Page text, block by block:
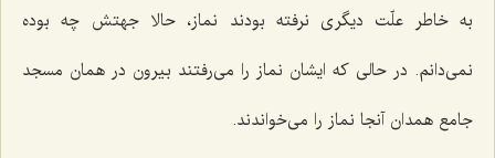
به‌ خاطر علّت دیگری نرفته بودند نماز، حالا جهتش چه بوده
نمی‌دانم. در حالی كه ایشان نماز را می‌رفتند بیرون در همان مسجد
جامع همدان آنجا نماز را می‌خواندند.